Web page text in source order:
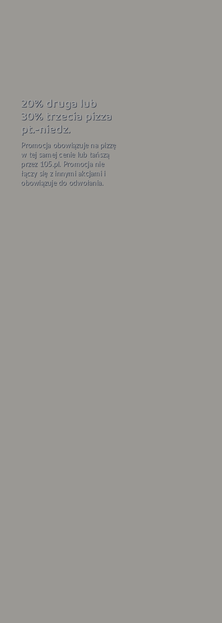
20% druga lub
30% trzecia pizza
pt.-niedz.
Promocja obowiązuje na pizzę
w tej samej cenie lub tańszą
przez 105.pl. Promocja nie
łączy się z innymi akcjami i
obowiązuje do odwołania.